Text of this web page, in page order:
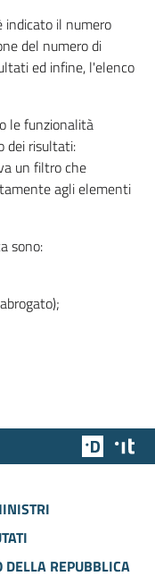
indicato il numero
del numero di
ed infine, l'elenco
le funzionalità
dei risultati:
un filtro che
agli elementi
sono:
Team
DELLA REPUBBLICA